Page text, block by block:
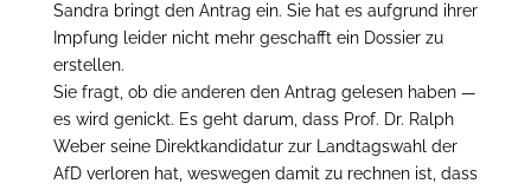
Sandra bringt den Antrag ein. Sie hat es aufgrund ihrer
Impfung leider nicht mehr geschafft ein Dossier zu
erstellen.
Sie fragt, ob die anderen den Antrag gelesen haben —
es wird genickt. Es geht darum, dass Prof. Dr. Ralph
Weber seine Direktkandidatur zur Landtagswahl der
AfD verloren hat, weswegen damit zu rechnen ist, dass